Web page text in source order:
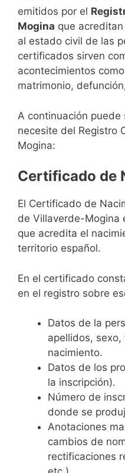
emitidos por el
Mogina que
al estado civil de las
certificados sirven
acontecimientos
matrimonio,
A continuación
necesite del Registro
Mogina:
Certificado de
El Certificado de
de Villaverde-Mogina
que acredita el
territorio español.
En el certificado
en el registro sobre
Datos de la
apellidos,
nacimiento.
Datos de los
la inscripción).
Número de
donde se
Anotaciones
cambios de
rectificaciones